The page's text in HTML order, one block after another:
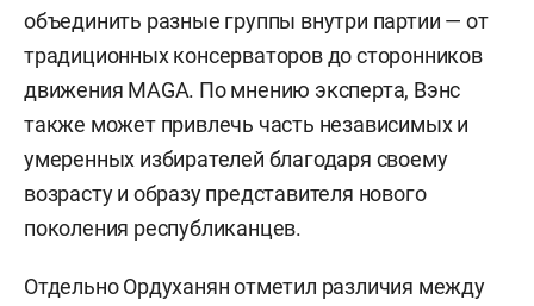
объединить разные группы внутри партии — от
традиционных консерваторов до сторонников
движения MAGA. По мнению эксперта, Вэнс
также может привлечь часть независимых и
умеренных избирателей благодаря своему
возрасту и образу представителя нового
поколения республиканцев.
Отдельно Ордуханян отметил различия между